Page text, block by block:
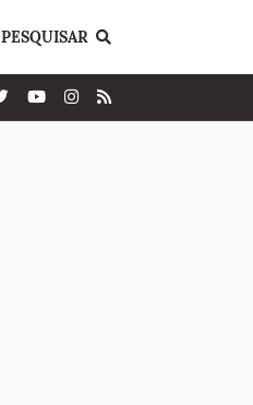
PESQUISAR